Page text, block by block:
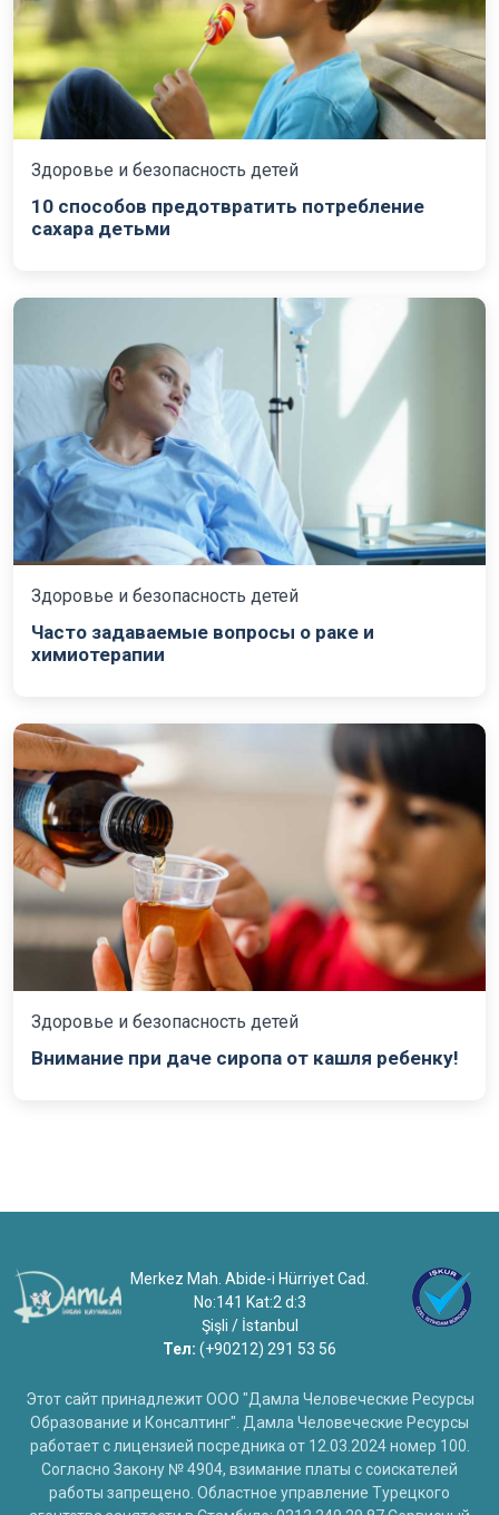
Здоровье и безопасность детей
10 способов предотвратить потребление
сахара детьми
Здоровье и безопасность детей
Часто задаваемые вопросы о раке и
химиотерапии
Здоровье и безопасность детей
Внимание при даче сиропа от кашля ребенку!
Merkez Mah. Abide-i Hürriyet Cad.
No:141 Kat:2 d:3
Şişli / İstanbul
Тел: (+90212) 291 53 56
Этот сайт принадлежит ООО "Дамла Человеческие Ресурсы
Образование и Консалтинг". Дамла Человеческие Ресурсы
работает с лицензией посредника от 12.03.2024 номер 100.
Согласно Закону № 4904, взимание платы с соискателей
работы запрещено. Областное управление Турецкого